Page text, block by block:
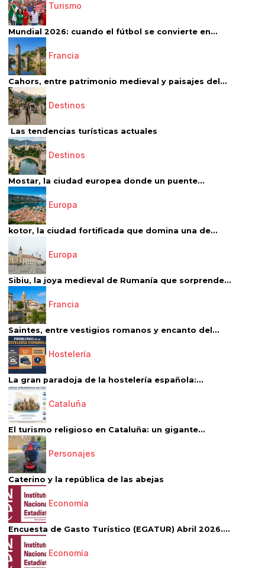
Turismo
Mundial 2026: cuando el fútbol se convierte en...
Francia
Cahors, entre patrimonio medieval y paisajes del...
Destinos
Las tendencias turísticas actuales
Destinos
Mostar, la ciudad europea donde un puente...
Europa
kotor, la ciudad fortificada que domina una de...
Europa
Sibiu, la joya medieval de Rumanía que sorprende...
Francia
Saintes, entre vestigios romanos y encanto del...
Hostelería
La gran paradoja de la hostelería española:...
Cataluña
El turismo religioso en Cataluña: un gigante...
Personajes
Caterino y la república de las abejas
Economía
Encuesta de Gasto Turístico (EGATUR) Abril 2026....
Economía